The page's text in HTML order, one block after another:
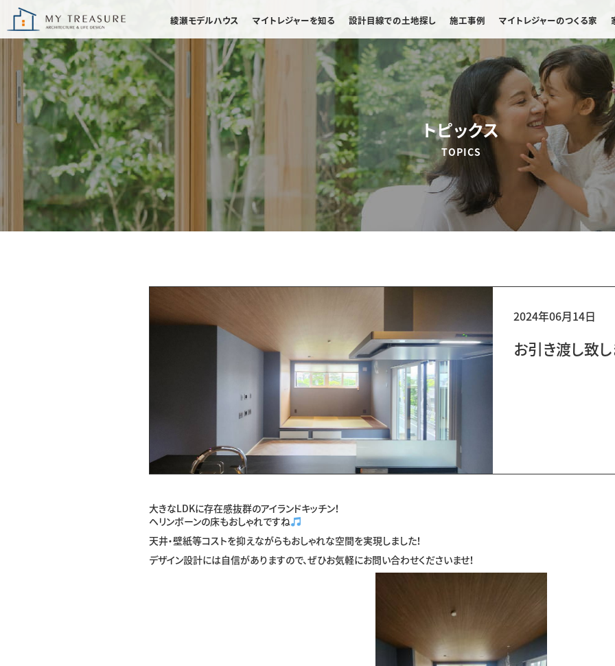
綾瀬モデルハウス マイトレジャーを知る 設計目線での土地探し 施工事例 マイトレジャーのつくる家
トピックス
TOPICS
2024年06月14日
お引き渡し致
大きなLDKに存在感抜群のアイランドキッチン！
ヘリンボーンの床もおしゃれですね
天井・壁紙等コストを抑えながらもおしゃれな空間を実現しました！
デザイン設計には自信がありますので、ぜひお気軽にお問い合わせくださいませ！